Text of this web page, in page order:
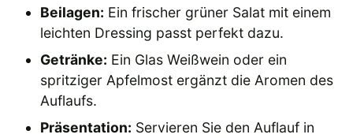
Beilagen: Ein frischer grüner Salat mit einem
leichten Dressing passt perfekt dazu.
Getränke: Ein Glas Weißwein oder ein
spritziger Apfelmost ergänzt die Aromen des
Auflaufs.
Präsentation: Servieren Sie den Auflauf in